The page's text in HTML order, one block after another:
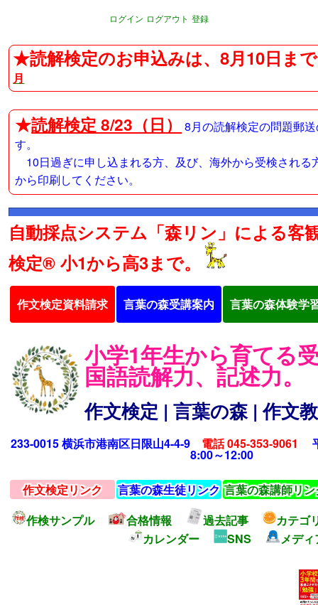
ログイン ログアウト 登録
★読解検定のお申込みは、8月10日ま
月
★読解検定 8/23（日）
8月の読解検定の問題郵
す。
10日過ぎに申し込まれる方、及び、海外から受検され
から印刷してください。
自動採点システム「森リン」による客
検定® 小1から高3まで。
作文検定資料請求 言葉の森受講案内 言葉の森体験学
小学1年生から育てる
国語読解力、記述力。
作文検定 | 言葉の森 | 作文
233-0015 横浜市港南区日限山4-4-9 電話 045-353-9061
8:00～12:00
作文検定リンク 言葉の森生徒リンク 言葉の森講師リン
作検サンプル
合格情報 過去記事
カテゴ
カレンダー
SNS メディ